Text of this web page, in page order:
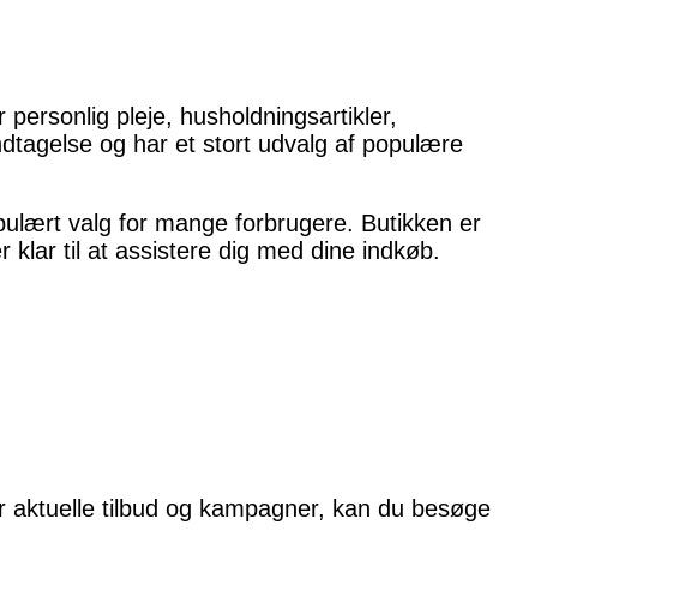
pleje, husholdningsartikler,
og har et stort udvalg af populære
valg for mange forbrugere. Butikken er
til at assistere dig med dine indkøb.
tilbud og kampagner, kan du besøge